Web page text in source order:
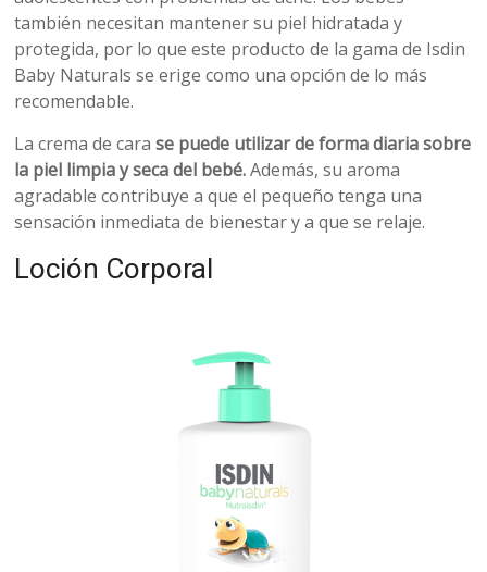
también necesitan mantener su piel hidratada y
protegida, por lo que este producto de la gama de Isdin
Baby Naturals se erige como una opción de lo más
recomendable.
La crema de carase puede utilizar de forma diaria sobre
la piel limpia y seca del bebé.Además, su aroma
agradable contribuye a que el pequeño tenga una
sensación inmediata de bienestar y a que se relaje.
Loción Corporal